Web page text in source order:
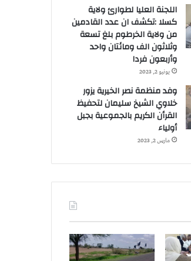
اللجنة العليا لطوارئ ولاية
كسلا :تكشف ان عدد القادمين
من ولاية الخرطوم بلغ تسعة
وثلاثون الف ومائتان واحد
وأربعون فردا
يونيو 2, 2023
وفد منظمة نصر الخيرية يزور
خلاوي الشيخ سليمان لتحفيظ
القرأن الكريم بالجموعية بجبل
أولياء
مارس 2, 2023